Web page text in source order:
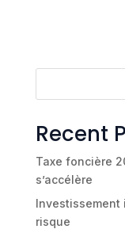
Recent
Taxe foncière
s’accélère
Investissement
risque